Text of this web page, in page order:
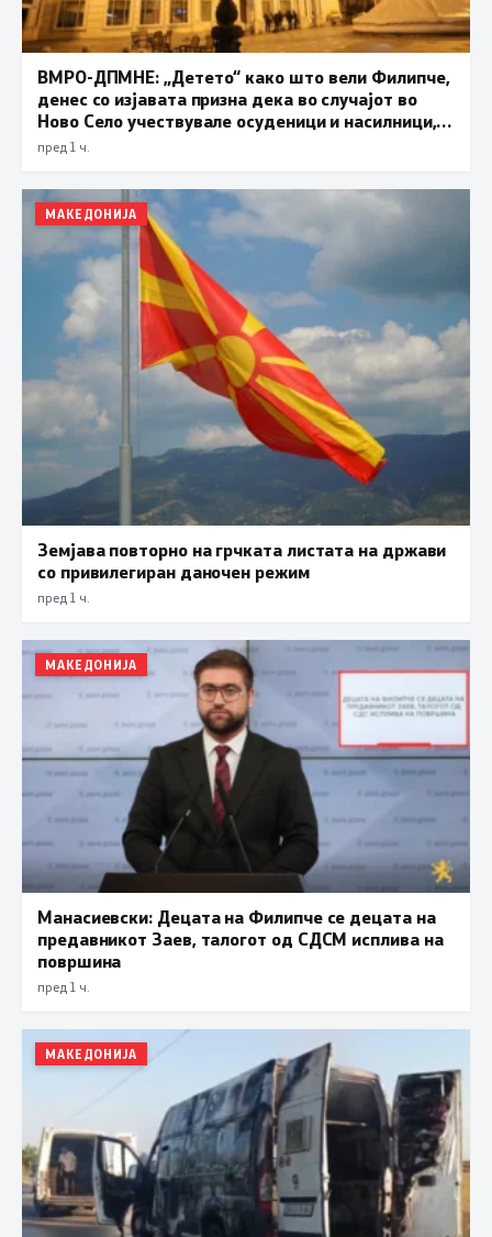
ВМРО-ДПМНЕ: „Детето“ како што вели Филипче,
денес со изјавата призна дека во случајот во
Ново Село учествувале осуденици и насилници,
ова е талогот на Македонија
пред 1 ч.
МАКЕДОНИЈА
Земјава повторно на грчката листата на држави
со привилегиран даночен режим
пред 1 ч.
МАКЕДОНИЈА
Манасиевски: Децата на Филипче се децата на
предавникот Заев, талогот од СДСМ исплива на
површина
пред 1 ч.
МАКЕДОНИЈА